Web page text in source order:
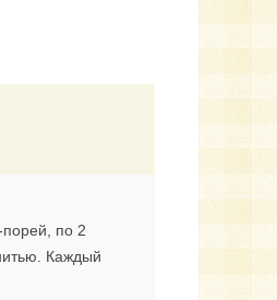
порей, по 2
Каждый